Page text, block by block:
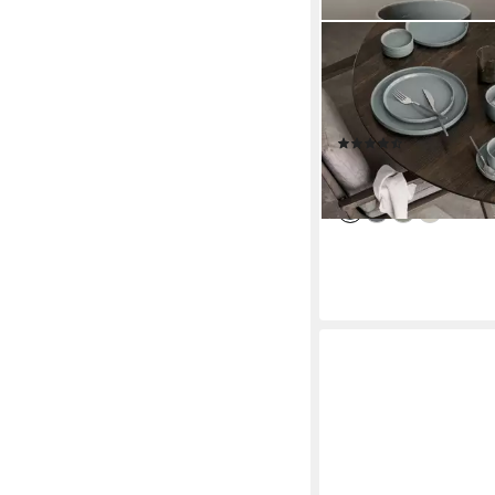
BLOMUS
Teller -PILAR- aus
Spülmaschinenfest,
Mikrowellengeeignet
(3)
ab 6,50 €
lieferbar - in 2-3